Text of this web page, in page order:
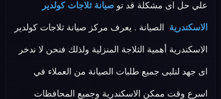
علي حل اى مشكلة قد تو صيانة ثلاجات كولدير
الاسكندرية الصيانة . يعرف مركز صيانة ثلاجات كولدير
الاسكندرية أهمية الثلاجة المنزلية ولذلك فنحن لا ندخر
اى جهد لنلبى جميع طلبات الصيانة من العملاء في
اسرع وقت ممكن الاسكندرية وجميع المحافظات